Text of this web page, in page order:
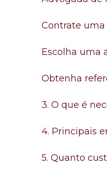
Contrate
Escolha uma
Obtenha
3. O que é
4. Principais
5. Quanto